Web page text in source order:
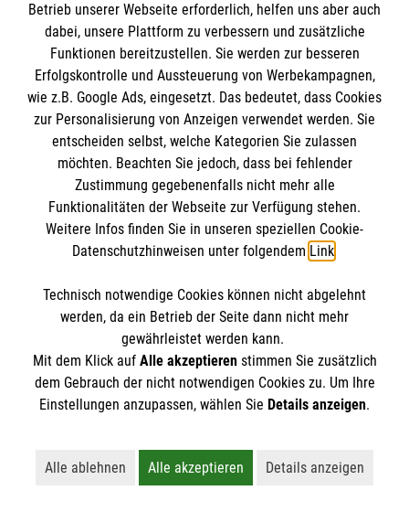
Hinweis:Hinweis:
Schauen Sie auch unter der Kursart „Pflege-
Fortbildung“ nach passenden Angeboten.
Jetzt anmelden >
Menschen mit Demenz verstehen
und begleiten
Betrieb unserer Webseite erforderlich, helfen uns aber auch
dabei, unsere Plattform zu verbessern und zusätzliche
Funktionen bereitzustellen. Sie werden zur besseren
Erfolgskontrolle und Aussteuerung von Werbekampagnen,
wie z.B. Google Ads, eingesetzt. Das bedeutet, dass Cookies
zur Personalisierung von Anzeigen verwendet werden. Sie
entscheiden selbst, welche Kategorien Sie zulassen
möchten. Beachten Sie jedoch, dass bei fehlender
Zustimmung gegebenenfalls nicht mehr alle
Funktionalitäten der Webseite zur Verfügung stehen.
Weitere Infos finden Sie in unseren speziellen Cookie-
Datenschutzhinweisen unter folgendem Link.
Technisch notwendige Cookies können nicht abgelehnt
werden, da ein Betrieb der Seite dann nicht mehr
gewährleistet werden kann.
Mit dem Klick auf Alle akzeptierenstimmen Sie zusätzlich
dem Gebrauch der nicht notwendigen Cookies zu. Um Ihre
Einstellungen anzupassen, wählen Sie Details anzeigen.
Alle ablehnen
Lehnt alle nicht-essentiellen Cookies ab
Alle akzeptieren
Akzeptiert alle Cookies
Details anzeigen